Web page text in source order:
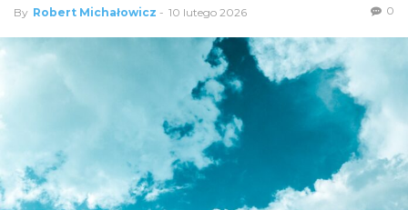
By Robert Michałowicz - 10 lutego 2026 0